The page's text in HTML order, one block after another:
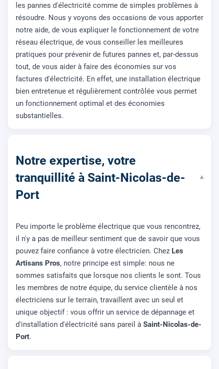
les pannes d'électricité comme de simples problèmes à
résoudre. Nous y voyons des occasions de vous apporter
notre aide, de vous expliquer le fonctionnement de votre
réseau électrique, de vous conseiller les meilleures
pratiques pour prévenir de futures pannes et, par-dessus
tout, de vous aider à faire des économies sur vos
factures d'électricité. En effet, une installation électrique
bien entretenue et régulièrement contrôlée vous permet
un fonctionnement optimal et des économies
substantielles.
Notre expertise, votre
tranquillité à Saint-Nicolas-de-
Port
▾
Peu importe le problème électrique que vous rencontrez,
il n'y a pas de meilleur sentiment que de savoir que vous
pouvez faire confiance à votre électricien. Chez Les
Artisans Pros, notre principe est simple: nous ne
sommes satisfaits que lorsque nos clients le sont. Tous
les membres de notre équipe, du service clientèle à nos
électriciens sur le terrain, travaillent avec un seul et
unique objectif : vous offrir un service de dépannage et
d'installation d'électricité sans pareil à Saint-Nicolas-de-
Port.